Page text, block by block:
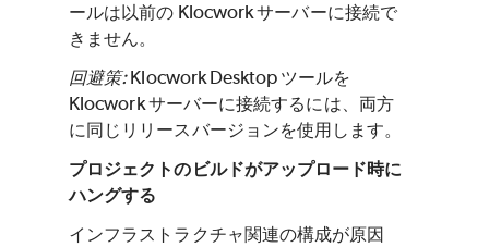
ールは以前の Klocwork サーバーに接続で
きません。
回避策:Klocwork Desktop ツールを
Klocwork サーバーに接続するには、両方
に同じリリースバージョンを使用します。
プロジェクトのビルドがアップロード時に
ハングする
インフラストラクチャ関連の構成が原因